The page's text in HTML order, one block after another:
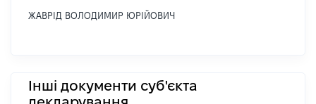
ЖАВРІД ВОЛОДИМИР ЮРІЙОВИЧ
Інші документи суб'єкта